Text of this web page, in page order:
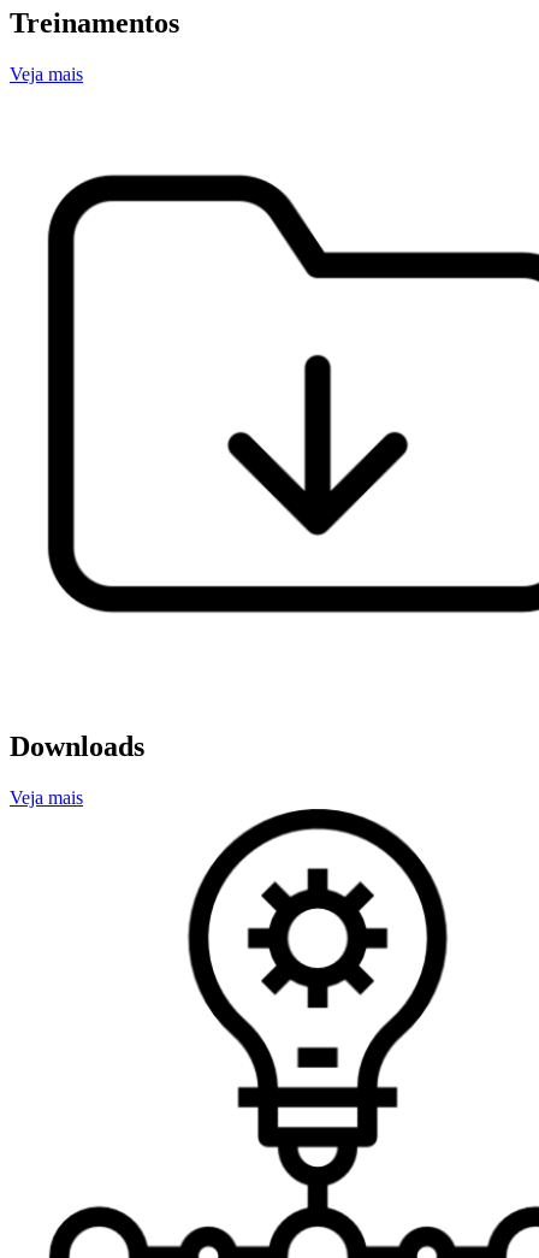
Treinamentos
Veja mais
Downloads
Veja mais